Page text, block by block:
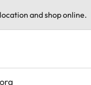
and shop online.